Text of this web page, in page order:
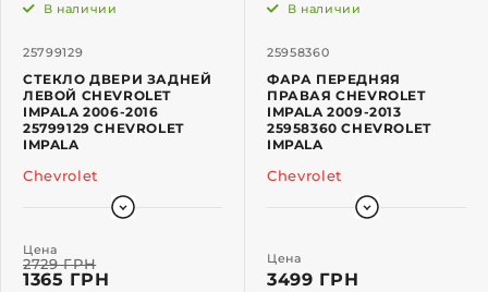
25799129
В наличии
СТЕКЛО ДВЕРИ ЗАДНЕЙ
ЛЕВОЙ CHEVROLET
IMPALA 2006-2016
25799129 CHEVROLET
IMPALA
Chevrolet
Цена
2729 ГРН
1365 ГРН
25958360
В наличии
ФАРА ПЕРЕДНЯЯ
ПРАВАЯ CHEVROLET
IMPALA 2009-2013
25958360 CHEVROLET
IMPALA
Chevrolet
Цена
3499 ГРН